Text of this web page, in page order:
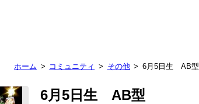
ホーム コミュニティ その他 6月5日生 AB型
6月5日生 AB型